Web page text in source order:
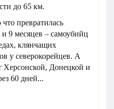
до 65 км.
превратилась
и 9 месяцев – самоубийц
клянчащих
у северокорейцев. А
Херсонской, Донецкой и
60 дней...